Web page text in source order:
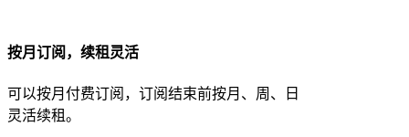
按月订阅，续租灵活
可以按月付费订阅，订阅结束前按月、周、日
灵活续租。